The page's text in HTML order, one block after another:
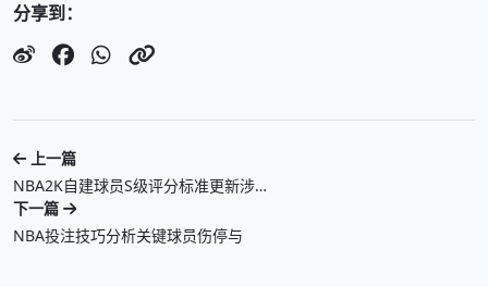
分享到：
上一篇
NBA2K自建球员S级评分标准更新涉…
下一篇
NBA投注技巧分析关键球员伤停与